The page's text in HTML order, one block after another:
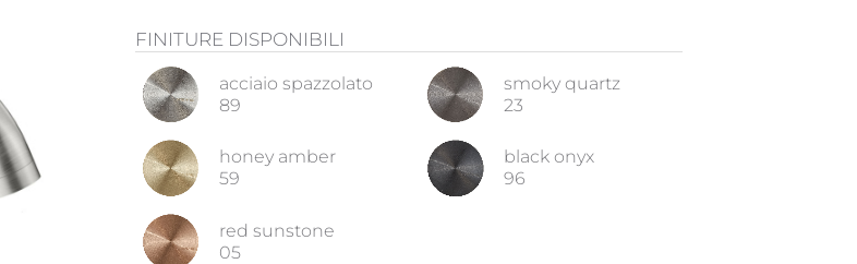
FINITURE DISPONIBILI
acciaio spazzolato
89
smoky quartz
23
honey amber
59
black onyx
96
red sunstone
05